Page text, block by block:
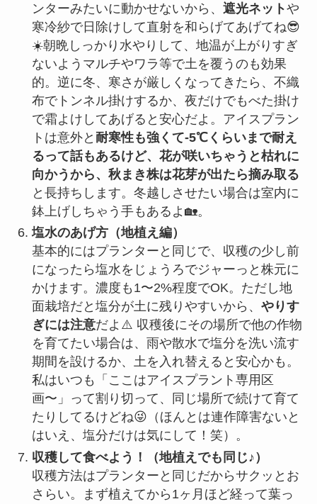
ンターみたいに動かせないから、 遮光ネットや
寒冷紗で日除けして直射を和らげてあげてね😎
☀️朝晩しっかり水やりして、地温が上がりすぎ
ないようマルチやワラ等で土を覆うのも効果
的。逆に冬、寒さが厳しくなってきたら、不織
布でトンネル掛けするか、夜だけでもべた掛け
で霜よけしてあげると安心だよ。アイスプラン
トは意外と 耐寒性も強くて-5℃くらいまで耐え
るって話もあるけど、花が咲いちゃうと枯れに
向かうから、秋まき株は花芽が出たら摘み取る
と長持ちします。冬越しさせたい場合は室内に
鉢上げしちゃう手もあるよ🏡。
塩水のあげ方（地植え編）
基本的にはプランターと同じで、収穫の少し前
になったら塩水をじょうろでジャーっと株元に
かけます。濃度も1〜2%程度でOK。ただし地
面栽培だと塩分が土に残りやすいから、 やりす
ぎには注意だよ⚠️ 収穫後にその場所で他の作物
を育てたい場合は、雨や散水で塩分を洗い流す
期間を設けるか、土を入れ替えると安心かも。
私はいつも「ここはアイスプラント専用区
画〜」って割り切って、同じ場所で続けて育て
たりしてるけどね😜（ほんとは連作障害ないと
はいえ、塩分だけは気にして！笑）。
収穫して食べよう！（地植えでも同じ♪）
収穫方法はプランターと同じだからサクッとお
さらい。まず植えてから1ヶ月ほど経って葉っ